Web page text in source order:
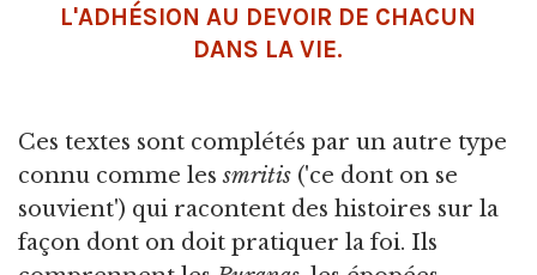
L'ADHÉSION AU DEVOIR DE CHACUN
DANS LA VIE.
Ces textes sont complétés par un autre type
connu comme lessmritis ('ce dont on se
souvient') qui racontent des histoires sur la
façon dont on doit pratiquer la foi. Ils